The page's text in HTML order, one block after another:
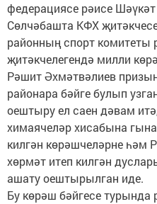
федерациясе рәисе
Сөлчәбашта КФХ
районның спорт комитеты
җитәкчелегендә милли
Рәшит Әхмәтвәлиев
районара бәйге булып
оештыру ел саен дәвам
химаячеләр хисабына
килгән көрәшчеләрне һәм
хөрмәт итеп килгән
ашату оештырылган иде.
Бу көрәш бәйгесе турында